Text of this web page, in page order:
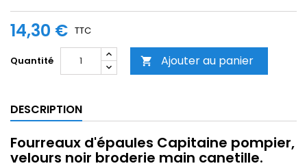
14,30 € TTC
Quantité  Ajouter au panier
DESCRIPTION
Fourreaux d'épaules Capitaine pompier,
velours noir broderie main canetille.